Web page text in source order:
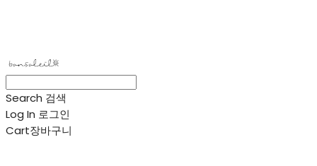
Search 검색
Log In 로그인
Cart장바구니